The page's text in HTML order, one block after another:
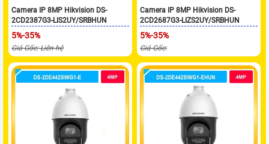
Camera IP 8MP Hikvision DS-
2CD2387G3-LIS2UY/SRBHUN
5%-35%
Giá Gốc: Liên hệ
Camera IP 8MP Hikvision DS-
2CD2687G3-LIZS2UY/SRBHUN
5%-35%
Giá Gốc: